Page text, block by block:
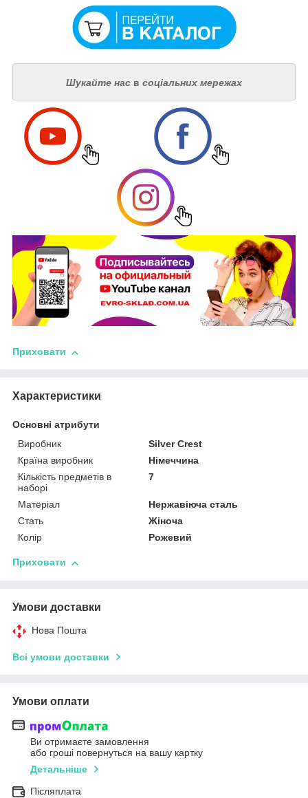
Шукайте нас в соціальних мережах
Приховати
Характеристики
Основні атрибути
Виробник
Silver Crest
Країна виробник
Німеччина
Кількість предметів в
наборі
7
Матеріал
Нержавіюча сталь
Стать
Жіноча
Колір
Рожевий
Приховати
Умови доставки
Нова Пошта
Всі умови доставки
Умови оплати
Ви отримаєте замовлення
або гроші повернуться на вашу картку
Детальніше
Післяплата